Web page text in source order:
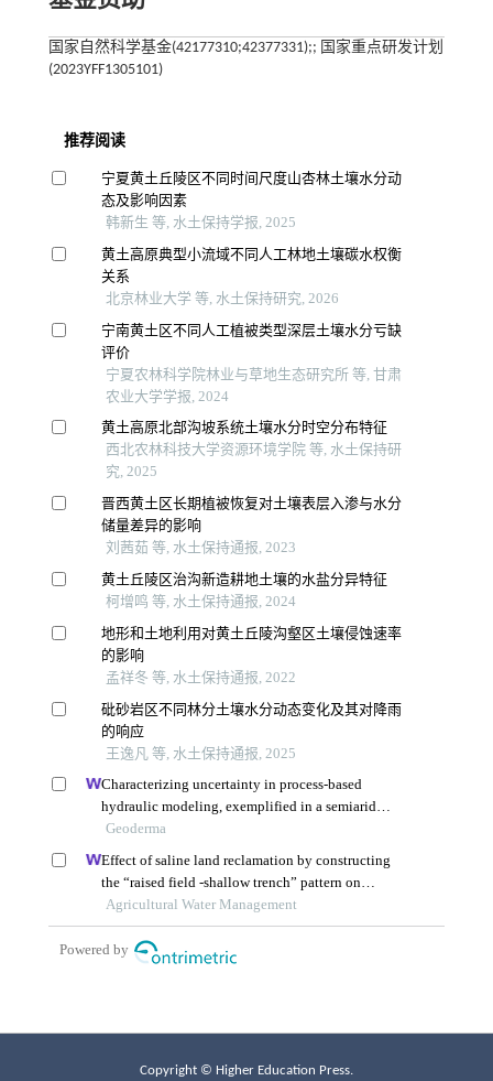
国家自然科学基金(42177310;42377331);; 国家重点研发计划
(2023YFF1305101)
Copyright © Higher Education Press.